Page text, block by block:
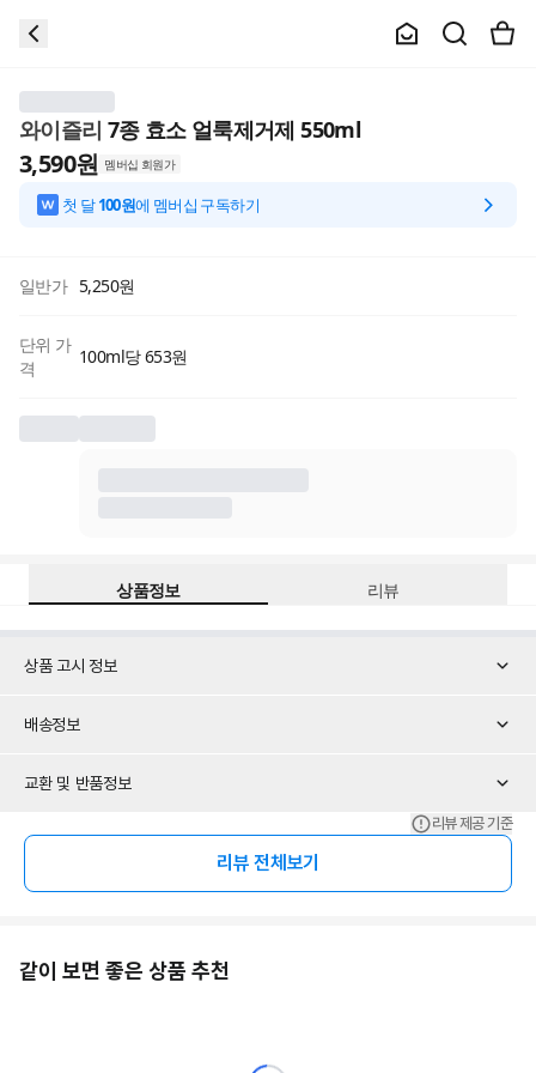
와이즐리 7종 효소 얼룩제거제 550ml
3,590원 멤버십 회원가
첫 달100원에 멤버십 구독하기
일반가 5,250원
단위 가
격
100ml당 653원
상품정보 리뷰
상품 고시 정보
배송정보
교환 및 반품정보
리뷰 제공 기준
리뷰 전체보기
같이 보면 좋은 상품 추천